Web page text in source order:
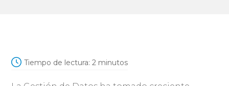
Tiempo de lectura: 2 minutos